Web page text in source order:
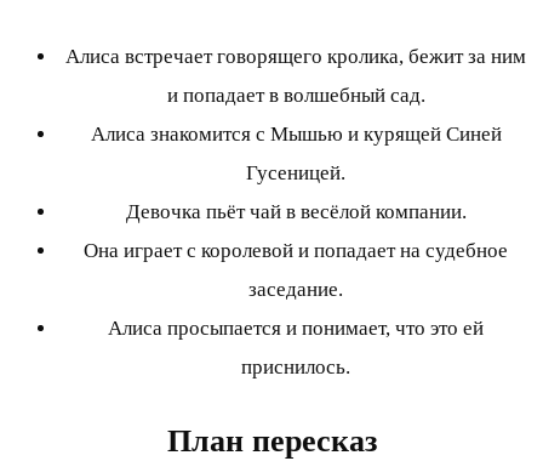
Алиса встречает говорящего кролика, бежит за ним
и попадает в волшебный сад.
Алиса знакомится с Мышью и курящей Синей
Гусеницей.
Девочка пьёт чай в весёлой компании.
Она играет с королевой и попадает на судебное
заседание.
Алиса просыпается и понимает, что это ей
приснилось.
План пересказ